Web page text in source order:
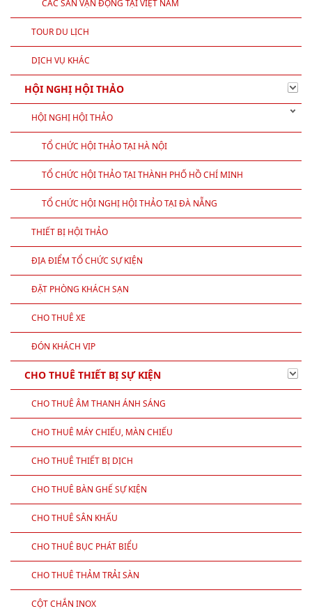
CÁC SÂN VẬN ĐỘNG TẠI VIỆT NAM
TOUR DU LỊCH
DỊCH VỤ KHÁC
HỘI NGHỊ HỘI THẢO
HỘI NGHỊ HỘI THẢO
TỔ CHỨC HỘI THẢO TẠI HÀ NỘI
TỔ CHỨC HỘI THẢO TẠI THÀNH PHỐ HỒ CHÍ MINH
TỔ CHỨC HỘI NGHỊ HỘI THẢO TẠI ĐÀ NẴNG
THIẾT BỊ HỘI THẢO
ĐỊA ĐIỂM TỔ CHỨC SỰ KIỆN
ĐẶT PHÒNG KHÁCH SẠN
CHO THUÊ XE
ĐÓN KHÁCH VIP
CHO THUÊ THIẾT BỊ SỰ KIỆN
CHO THUÊ ÂM THANH ÁNH SÁNG
CHO THUÊ MÁY CHIẾU, MÀN CHIẾU
CHO THUÊ THIẾT BỊ DỊCH
CHO THUÊ BÀN GHẾ SỰ KIỆN
CHO THUÊ SÂN KHẤU
CHO THUÊ BỤC PHÁT BIỂU
CHO THUÊ THẢM TRẢI SÀN
CỘT CHẮN INOX